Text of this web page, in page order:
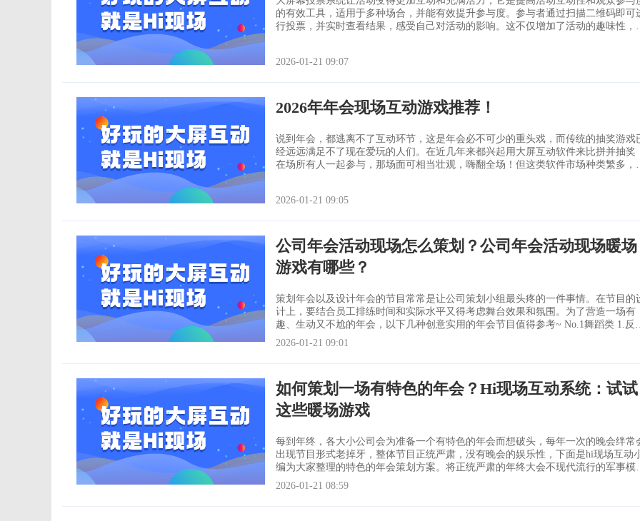
的有效工具，适用于多种场合，并能有效提升参与度。参与者通过扫描二维码即可
行投票，并实时查看结果，感受自己对活动的影响。这不仅增加了活动的趣味性，还
选，可定制
2026-01-21 09:07
2026年年会现场互动游戏推荐！
说到年会，都逃离不了互动环节，这是年会必不可少的重头戏，而传统的抽奖游戏
经远远满足不了现在爱玩的人们。在近几年来都兴起用大屏互动软件来比拼并抽奖
在场所有人一起参与，那场面可相当壮观，嗨翻全场！但这类软件市场种类繁多，更
法： 一反常态 规则：上场
2026-01-21 09:05
公司年会活动现场怎么策划？公司年会活动现场暖场
游戏有哪些？
策划年会以及设计年会的节目常常是让公司策划小组最头疼的一件事情。在节目的
计上，要结合员工排练时间和实际水平又得考虑舞台效果和氛围。为了营造一场有
趣、生动又不尬的年会，以下几种创意实用的年会节目值得参考~ No.1舞蹈类 1.反串
舞蹈 男生反串舞蹈，如《朱碧石舞蹈》非常的洗脑和搞笑。仿妆仿人，加上服装的
搭配，绝对是年会节目上一道亮丽的风景线。 2.流行舞蹈 如爵士舞、街舞类流行歌
2026-01-21 09:01
如何策划一场有特色的年会？Hi现场互动系统：试试
这些暖场游戏
每到年终，各大小公司会为准备一个有特色的年会而想破头，每年一次的晚会绊常
出现节目形式老掉牙，整体节目正统严肃，没有晚会的娱乐性，下面是hi现场互动
编为大家整理的特色的年会策划方案。将正统严肃的年终大会不现代流行的军事模拟
体验、娱乐两类活劢迚行了统筹策划。 关于hi现场互动系统介绍： Hi现场是北京中
网梵天互动娱乐科技有限公司开发的一款简单、免费、好玩的现场互动大屏幕制作工
2026-01-21 08:59